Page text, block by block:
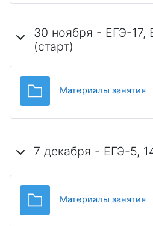
30 ноября - ЕГЭ-17,
(старт)
Материалы занятия
7 декабря - ЕГЭ-5,
Материалы занятия